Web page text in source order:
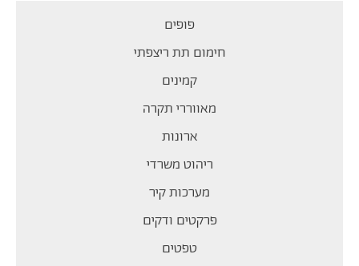
פופים
חימום תת ריצפתי
קמינים
מאווררי תקרה
ארונות
ריהוט משרדי
מערכות קיר
פרקטים ודקים
טפטים